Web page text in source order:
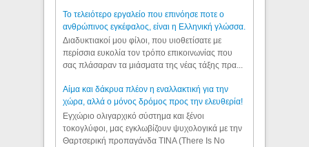
Το τελειότερο εργαλείο που επινόησε ποτε ο
ανθρώπινος εγκέφαλος, είναι η Ελληνική γλώσσα.
Διαδυκτιακοί μου φίλοι, που υιοθετίσατε με
περίσσια ευκολία τον τρόπο επικοινωνίας που
σας πλάσαραν τα μιάσματα της νέας τάξης πρα...
Αίμα και δάκρυα πλέον η εναλλακτική για την
χώρα, αλλά ο μόνος δρόμος προς την ελευθερία!
Εγχώριο ολιγαρχικό σύστημα και ξένοι
τοκογλύφοι, μας εγκλωβίζουν ψυχολογικά με την
Θαρτσερική προπαγάνδα TINA (There Is No